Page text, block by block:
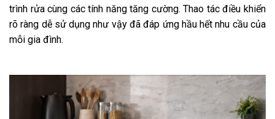
trình rửa cùng các tính năng tăng cường. Thao tác điều khiển
rõ ràng dễ sử dụng như vậy đã đáp ứng hầu hết nhu cầu của
mỗi gia đình.